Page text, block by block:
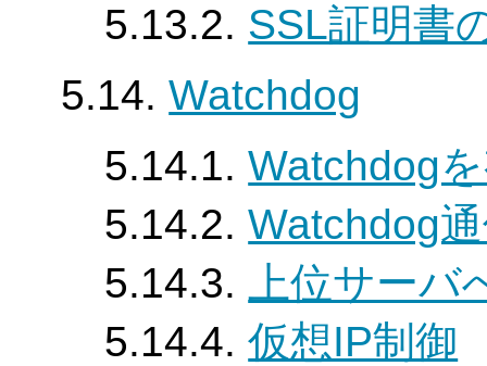
5.13.2. SSL証明書
5.14.Watchdog
5.14.1.Watchdog
5.14.2.Watchdog
5.14.3.
上位サーバ
5.14.4.仮想IP制御